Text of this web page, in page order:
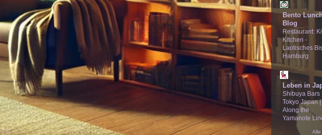
Bento
Blog
Restaurant:
Kitchen -
Laotisches
Hamburg
Leben in
Shibuya Bars
Tokyo Japan |
Along the
Yamanote
Alle